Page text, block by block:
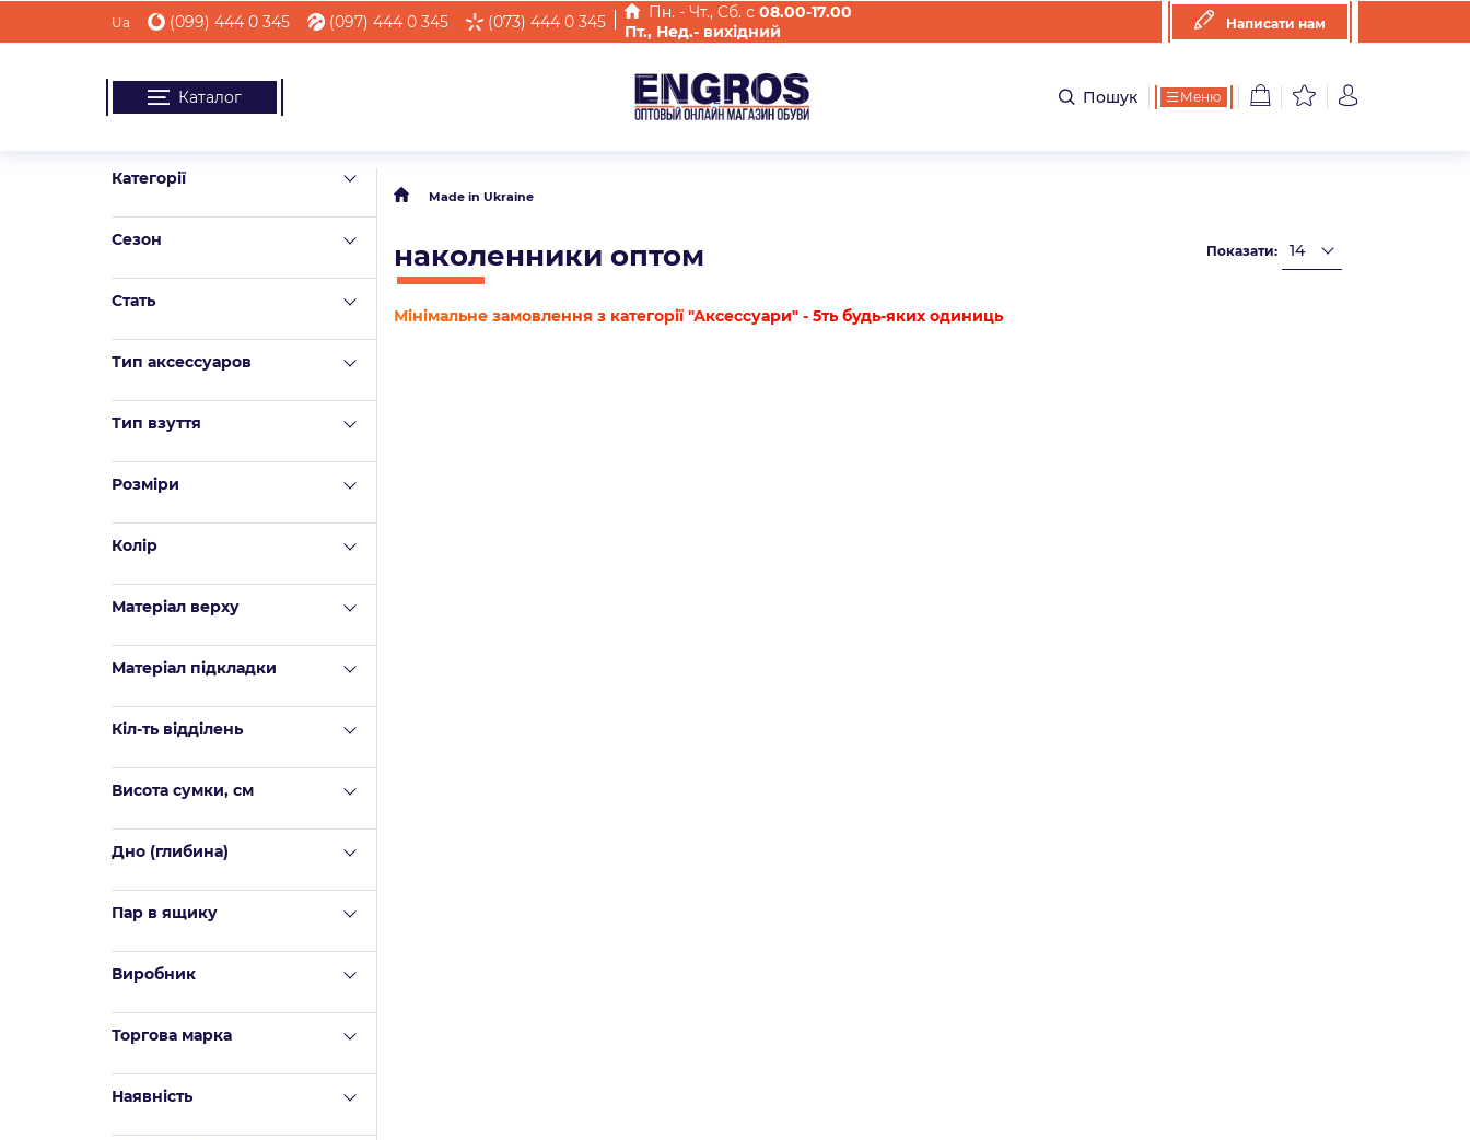
Ua (099) 444 0 345 (097) 444 0 345 (073) 444 0 345 Пн. - Чт., Cб. с 08.00-17.00
Пт., Нед.- вихідний
Написати нам
Каталог Пошук Меню
Категорії
Сезон
Стать
Тип аксессуаров
Тип взуття
Розміри
Колір
Матеріал верху
Mатеріал підкладки
Кіл-ть відділень
Висота сумки, см
Дно (глибина)
Пар в ящику
Виробник
Торгова марка
Наявність
Made in Ukraine
наколенники оптом Показати:
Мінімальне замовлення з категорії "Аксессуари" - 5ть будь-яких одиниць